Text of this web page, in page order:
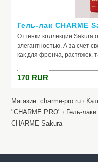
Гель-лак CHARME
Оттенки коллекции Sakura
элегантностью. А за счет
как для френча, растяжек,
идеальная полимеризация
old money
170 RUR
Магазин: charme-pro.ru /
"CHARME PRO" / Гель-
CHARMЕ Sakura